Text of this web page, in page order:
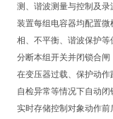
测、谐波测量与控制及录
装置每组电容器均配置
相、不平衡、谐波保护
分断本组开关并闭锁合闸
在变压器过载、保护动作
自检异常等情况下自动闭
实时存储控制对象动作